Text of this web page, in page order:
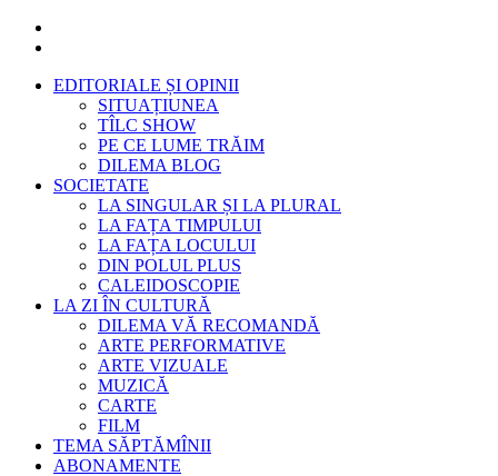
EDITORIALE ȘI OPINII
SITUAȚIUNEA
TÎLC SHOW
PE CE LUME TRĂIM
DILEMA BLOG
SOCIETATE
LA SINGULAR ȘI LA PLURAL
LA FAȚA TIMPULUI
LA FAȚA LOCULUI
DIN POLUL PLUS
CALEIDOSCOPIE
LA ZI ÎN CULTURĂ
DILEMA VĂ RECOMANDĂ
ARTE PERFORMATIVE
ARTE VIZUALE
MUZICĂ
CARTE
FILM
TEMA SĂPTĂMÎNII
ABONAMENTE